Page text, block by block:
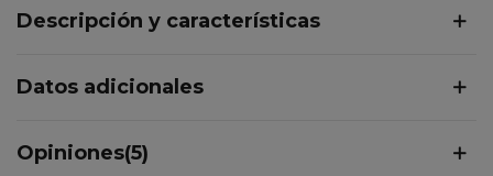
Descripción y características
Datos adicionales
Opiniones(5)